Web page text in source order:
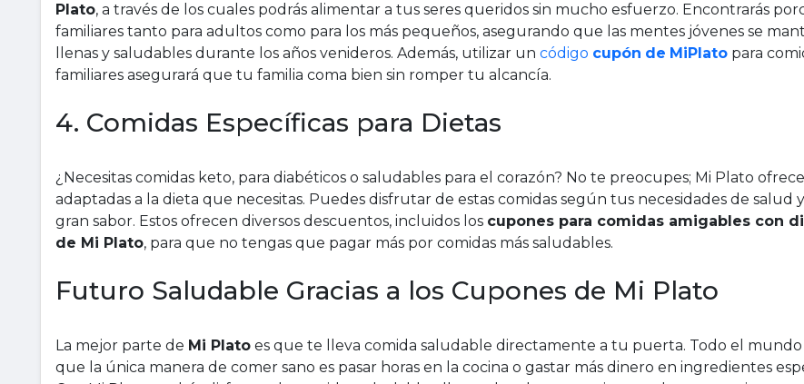
Plato, a través de los cuales podrás alimentar a tus seres queridos sin mucho esfuerzo. Encontrarás
familiares tanto para adultos como para los más pequeños, asegurando que las mentes jóvenes se
llenas y saludables durante los años venideros. Además, utilizar un código cupón de MiPlato para
familiares asegurará que tu familia coma bien sin romper tu alcancía.
4. Comidas Específicas para Dietas
¿Necesitas comidas keto, para diabéticos o saludables para el corazón? No te preocupes; Mi Plato
adaptadas a la dieta que necesitas. Puedes disfrutar de estas comidas según tus necesidades de salud
gran sabor. Estos ofrecen diversos descuentos, incluidos los cupones para comidas amigables con
de Mi Plato, para que no tengas que pagar más por comidas más saludables.
Futuro Saludable Gracias a los Cupones de Mi Plato
La mejor parte de Mi Plato es que te lleva comida saludable directamente a tu puerta. Todo el mundo
que la única manera de comer sano es pasar horas en la cocina o gastar más dinero en ingredientes